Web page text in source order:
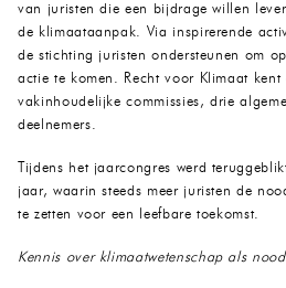
van juristen die een bijdrage willen
de klimaataanpak. Via inspirerende
de stichting juristen ondersteunen om
actie te komen. Recht voor Klimaat
vakinhoudelijke commissies, drie
deelnemers.
Tijdens het jaarcongres werd
jaar, waarin steeds meer juristen de
te zetten voor een leefbare toekomst.
Kennis over klimaatwetenschap als